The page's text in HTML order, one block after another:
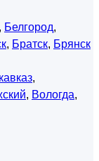
, Белгород,
, Братск, Брянск
,
, Вологда,